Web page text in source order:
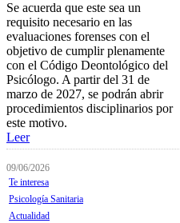
Se acuerda que este sea un
requisito necesario en las
evaluaciones forenses con el
objetivo de cumplir plenamente
con el Código Deontológico del
Psicólogo. A partir del 31 de
marzo de 2027, se podrán abrir
procedimientos disciplinarios por
este motivo.
Leer
09/06/2026
Te interesa
Psicología Sanitaria
Actualidad